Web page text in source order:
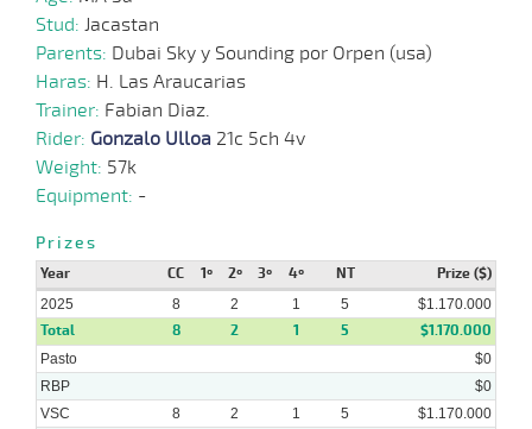
Stud: Jacastan
Parents: Dubai Sky y Sounding por Orpen (usa)
Haras: H. Las Araucarias
Trainer: Fabian Diaz.
Rider: Gonzalo Ulloa 21c 5ch 4v
Weight: 57k
Equipment: -
Prizes
Year CC 1º 2º 3º 4º NT Prize ($)
2025 8 2 1 5 $1.170.000
Total 8 2 1 5 $1.170.000
Pasto
$0
RBP
$0
VSC
8 2 1 5
$1.170.000